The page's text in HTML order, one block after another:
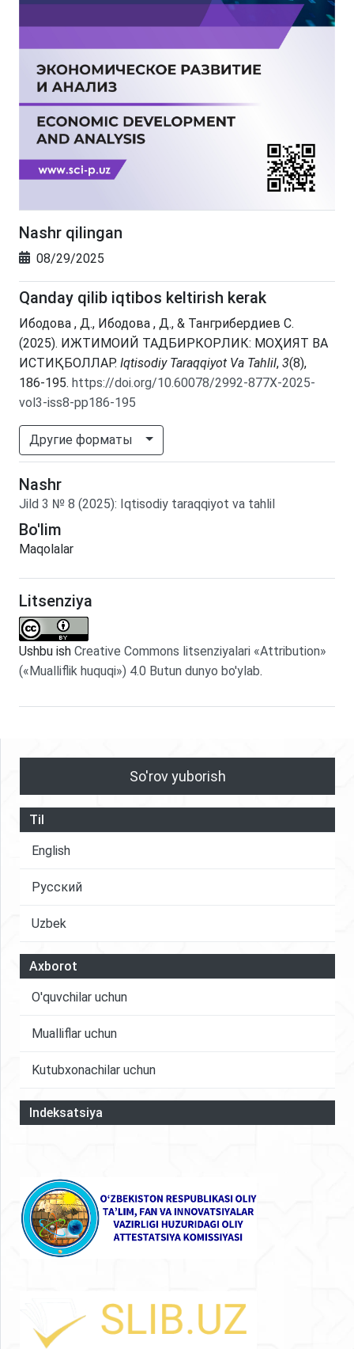
Nashr qilingan
08/29/2025
Qanday qilib iqtibos keltirish kerak
Ибодова , Д., Ибодова , Д., & Тангрибeрдиев С.
(2025). ИЖТИМОИЙ ТАДБИРКОРЛИК: МОҲИЯТ ВА
ИСТИҚБОЛЛАР. Iqtisodiy Taraqqiyot Va Tahlil, 3(8),
186-195. https://doi.org/10.60078/2992-877X-2025-
vol3-iss8-pp186-195
Другие форматы
Nashr
Jild 3 № 8 (2025): Iqtisodiy taraqqiyot va tahlil
Bo'lim
Maqolalar
Litsenziya
Ushbu ish Creative Commons litsenziyalari «Attribution»
(«Mualliflik huquqi») 4.0 Butun dunyo bo'ylab.
So'rov yuborish
Til
English
Русский
Uzbek
Axborot
O'quvchilar uchun
Mualliflar uchun
Kutubxonachilar uchun
Indeksatsiya